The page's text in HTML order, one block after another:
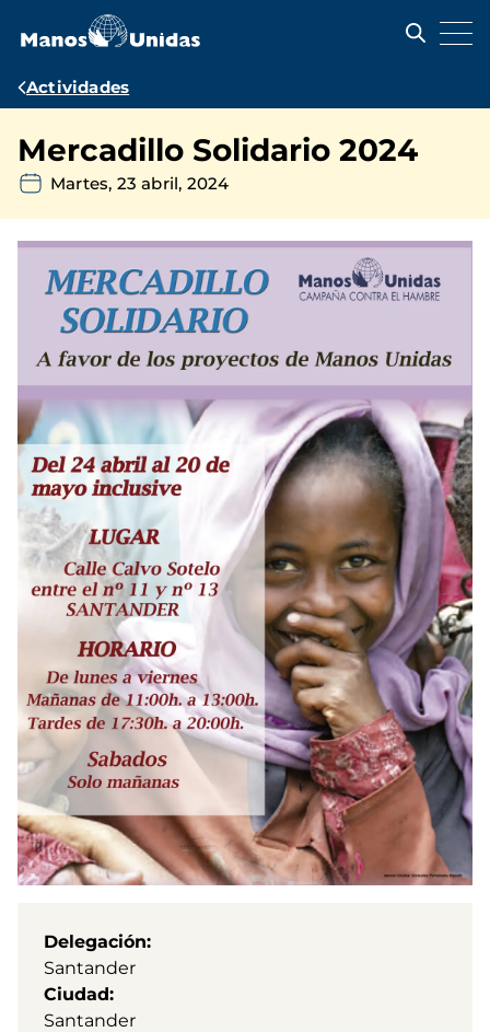
contenido
Ruta
navegación
Actividades
Mercadillo Solidario 2024
Martes, 23 abril, 2024
Delegación
Santander
Ciudad
Santander